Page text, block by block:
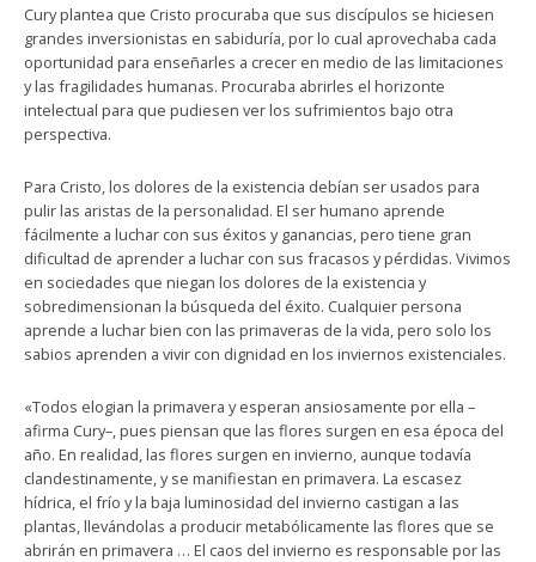
Cury plantea que Cristo procuraba que sus discípulos se hiciesen
grandes inversionistas en sabiduría, por lo cual aprovechaba cada
oportunidad para enseñarles a crecer en medio de las limitaciones
y las fragilidades humanas. Procuraba abrirles el horizonte
intelectual para que pudiesen ver los sufrimientos bajo otra
perspectiva.
Para Cristo, los dolores de la existencia debían ser usados para
pulir las aristas de la personalidad. El ser humano aprende
fácilmente a luchar con sus éxitos y ganancias, pero tiene gran
dificultad de aprender a luchar con sus fracasos y pérdidas. Vivimos
en sociedades que niegan los dolores de la existencia y
sobredimensionan la búsqueda del éxito. Cualquier persona
aprende a luchar bien con las primaveras de la vida, pero solo los
sabios aprenden a vivir con dignidad en los inviernos existenciales.
«Todos elogian la primavera y esperan ansiosamente por ella –
afirma Cury–, pues piensan que las flores surgen en esa época del
año. En realidad, las flores surgen en invierno, aunque todavía
clandestinamente, y se manifiestan en primavera. La escasez
hídrica, el frío y la baja luminosidad del invierno castigan a las
plantas, llevándolas a producir metabólicamente las flores que se
abrirán en primavera … El caos del invierno es responsable por las